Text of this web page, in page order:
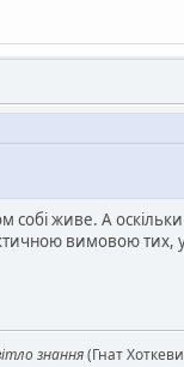
собі живе. А
вимовою тих,
знання(Гнат